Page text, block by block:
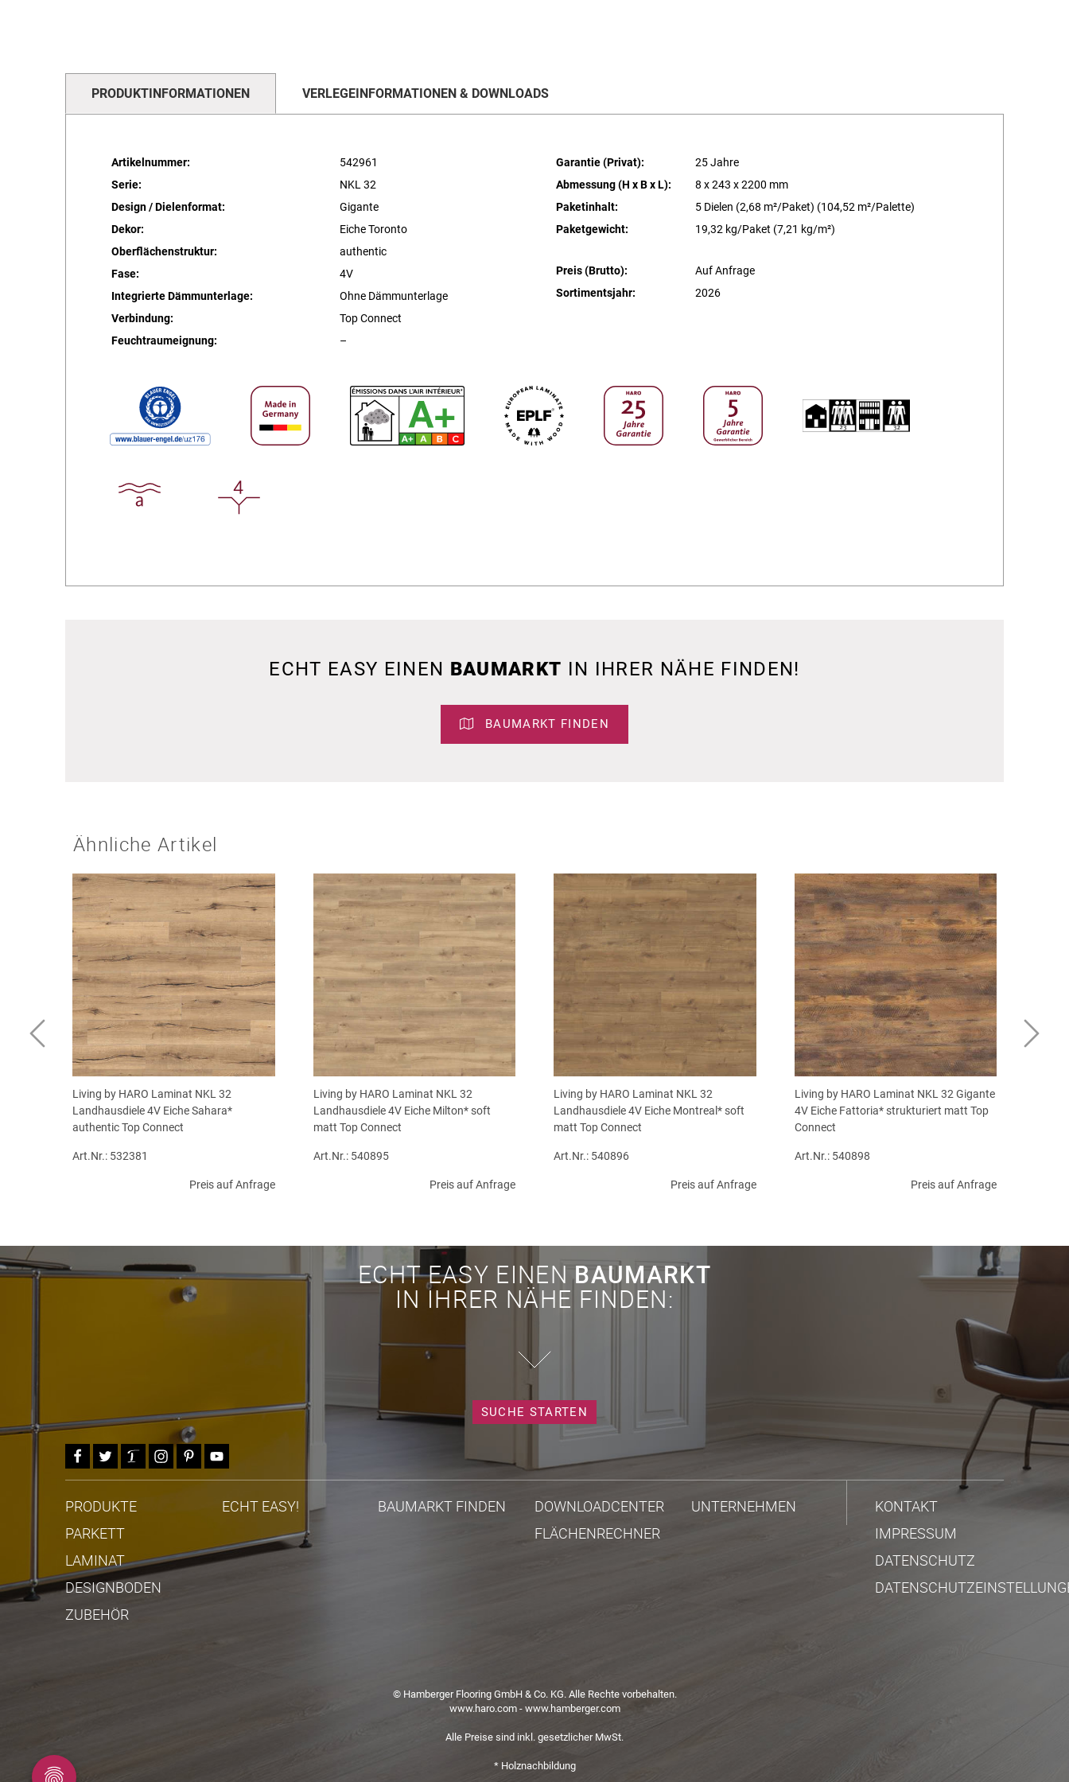
PRODUKTINFORMATIONEN VERLEGEINFORMATIONEN & DOWNLOADS
Artikelnummer:
542961
Serie:
NKL 32
Design / Dielenformat:
Gigante
Dekor:
Eiche Toronto
Oberflächenstruktur:
authentic
Fase:
4V
Integrierte Dämmunterlage:
Ohne Dämmunterlage
Verbindung:
Top Connect
Feuchtraumeignung:
–
Garantie (Privat):
25 Jahre
Abmessung (H x B x L):
8 x 243 x 2200 mm
Paketinhalt:
5 Dielen (2,68 m²/Paket) (104,52 m²/Palette)
Paketgewicht:
19,32 kg/Paket (7,21 kg/m²)
Preis (Brutto):
Auf Anfrage
Sortimentsjahr:
2026
ECHT EASY EINEN BAUMARKT IN IHRER NÄHE FINDEN!
BAUMARKT FINDEN
Ähnliche Artikel
Living by HARO Laminat NKL 32
Landhausdiele 4V Eiche Sahara*
authentic Top Connect
Art.Nr.: 532381
Preis auf Anfrage
Living by HARO Laminat NKL 32
Landhausdiele 4V Eiche Milton* soft
matt Top Connect
Art.Nr.: 540895
Preis auf Anfrage
Living by HARO Laminat NKL 32
Landhausdiele 4V Eiche Montreal* soft
matt Top Connect
Art.Nr.: 540896
Preis auf Anfrage
Living by HARO Laminat NKL 32 Gigante
4V Eiche Fattoria* strukturiert matt Top
Connect
Art.Nr.: 540898
Preis auf Anfrage
ECHT EASY EINENBAUMARKT
IN IHRER NÄHE FINDEN:
SUCHE STARTEN
PRODUKTE
PARKETT
LAMINAT
DESIGNBODEN
ZUBEHÖR
ECHT EASY! BAUMARKT FINDEN
DOWNLOADCENTER
FLÄCHENRECHNER
UNTERNEHMEN
KONTAKT
IMPRESSUM
DATENSCHUTZ
© Hamberger Flooring GmbH & Co. KG. Alle Rechte vorbehalten.
www.haro.com- www.hamberger.com
Alle Preise sind inkl. gesetzlicher MwSt.
* Holznachbildung